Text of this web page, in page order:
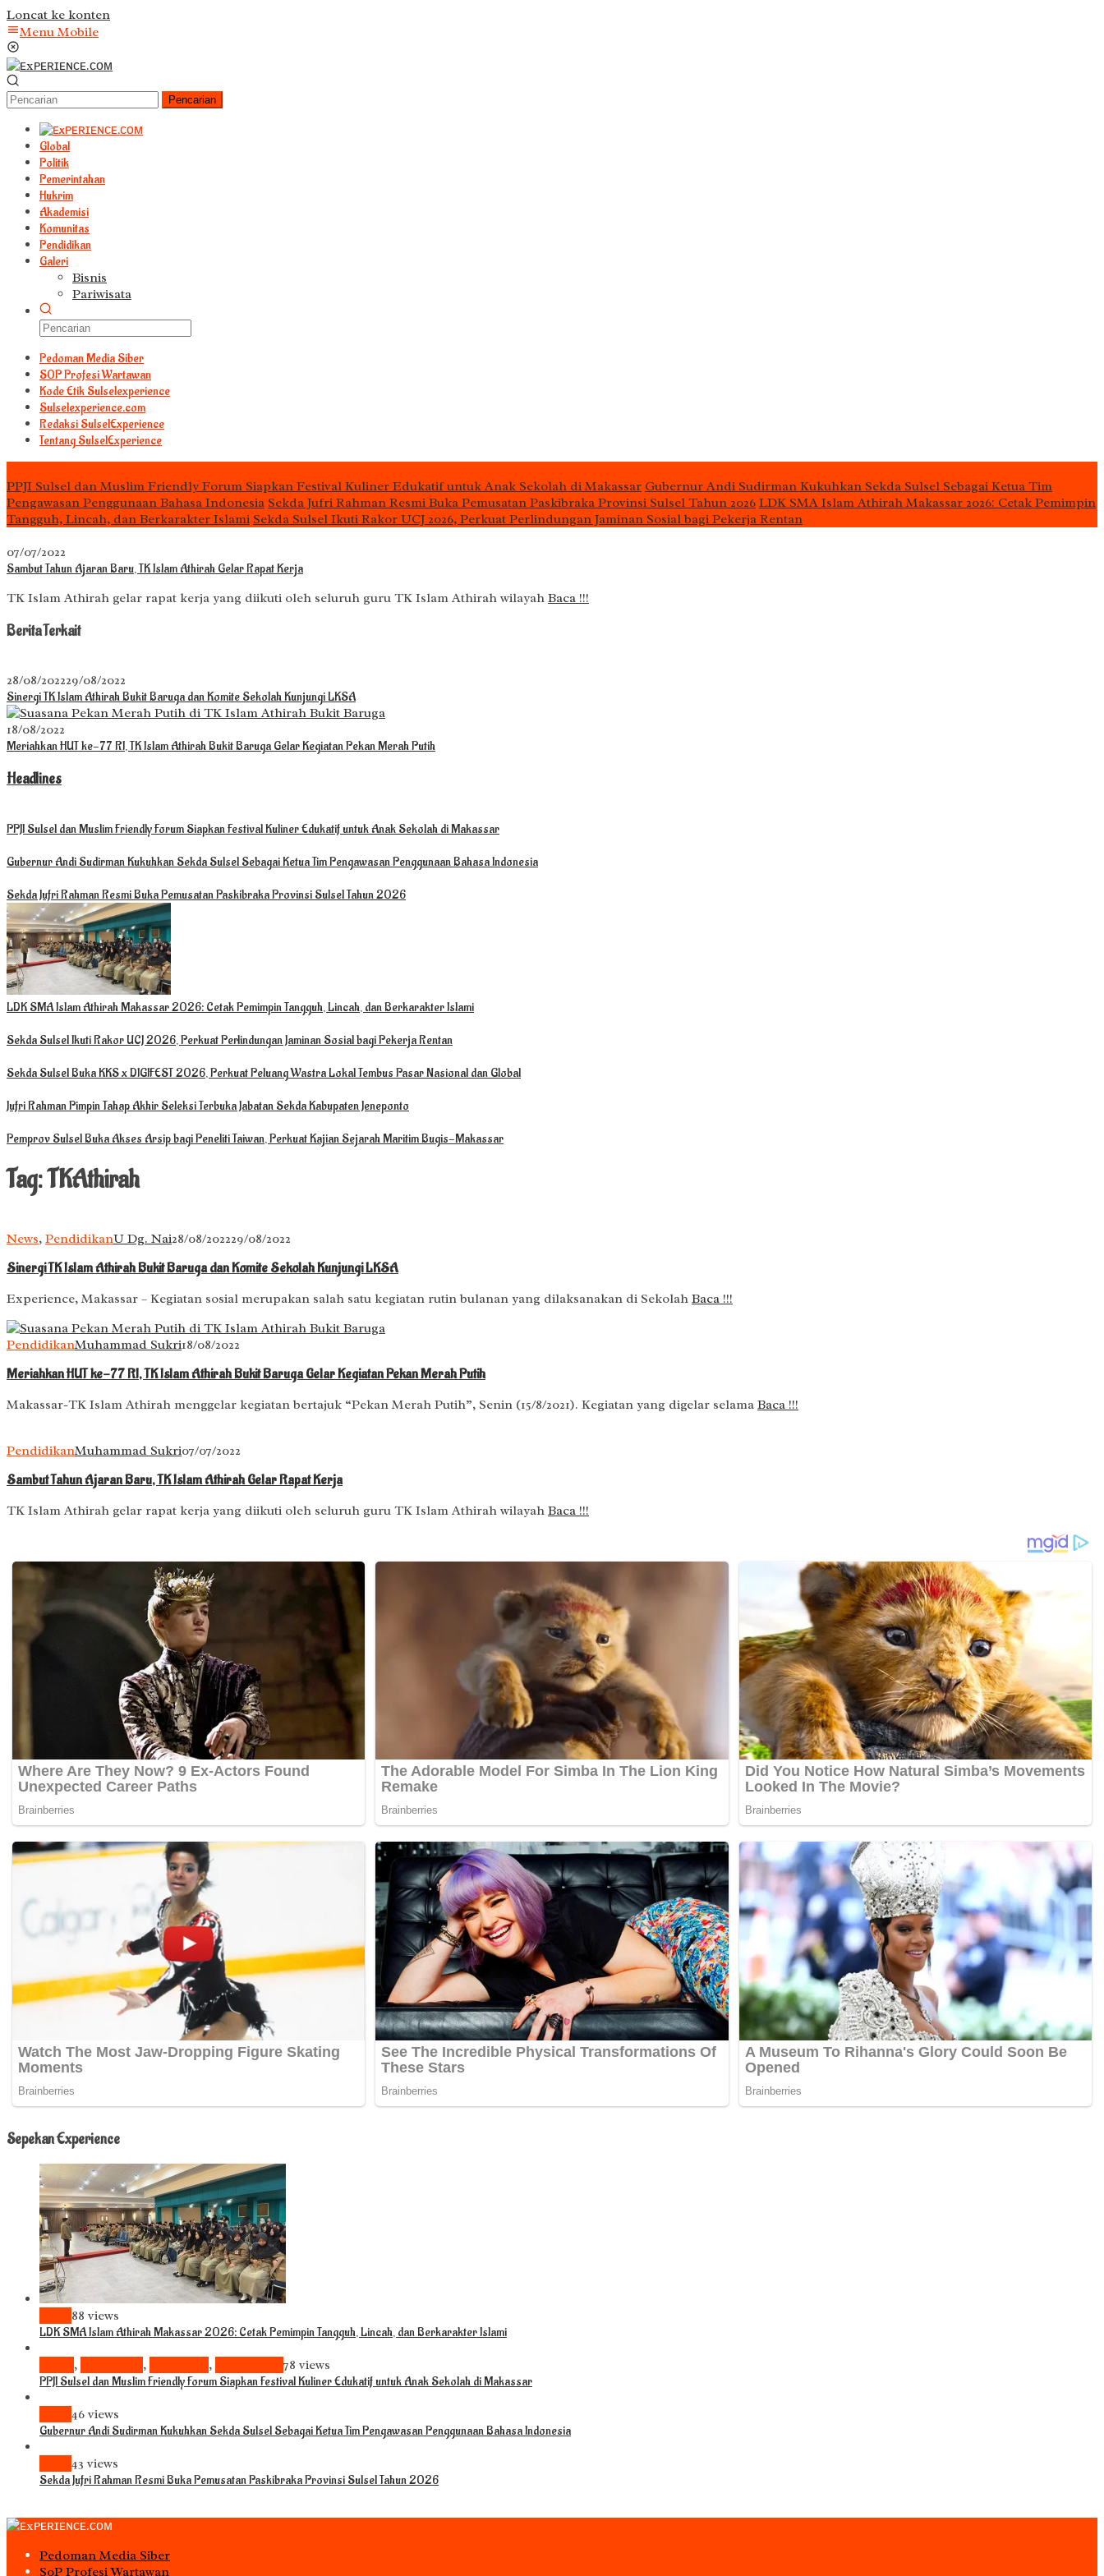
Loncat ke konten
Menu Mobile
Pencarian
Global
Politik
Pemerintahan
Hukrim
Akademisi
Komunitas
Pendidikan
Galeri
Bisnis
Pariwisata
Pedoman Media Siber
S0P Profesi Wartawan
Kode Etik Sulselexperience
Sulselexperience.com
Redaksi SulselExperience
Tentang SulselExperience
PPJI Sulsel dan Muslim Friendly Forum Siapkan Festival Kuliner Edukatif untuk Anak Sekolah di Makassar Gubernur Andi Sudirman Kukuhkan Sekda Sulsel Sebagai Ketua Tim
Pengawasan Penggunaan Bahasa Indonesia Sekda Jufri Rahman Resmi Buka Pemusatan Paskibraka Provinsi Sulsel Tahun 2026 LDK SMA Islam Athirah Makassar 2026: Cetak Pemimpin
Tangguh, Lincah, dan Berkarakter Islami Sekda Sulsel Ikuti Rakor UCJ 2026, Perkuat Perlindungan Jaminan Sosial bagi Pekerja Rentan
07/07/2022
Sambut Tahun Ajaran Baru, TK Islam Athirah Gelar Rapat Kerja
TK Islam Athirah gelar rapat kerja yang diikuti oleh seluruh guru TK Islam Athirah wilayah Baca !!!
Berita Terkait
28/08/202229/08/2022
Sinergi TK Islam Athirah Bukit Baruga dan Komite Sekolah Kunjungi LKSA
18/08/2022
Meriahkan HUT ke-77 RI, TK Islam Athirah Bukit Baruga Gelar Kegiatan Pekan Merah Putih
Headlines
PPJI Sulsel dan Muslim Friendly Forum Siapkan Festival Kuliner Edukatif untuk Anak Sekolah di Makassar
Gubernur Andi Sudirman Kukuhkan Sekda Sulsel Sebagai Ketua Tim Pengawasan Penggunaan Bahasa Indonesia
Sekda Jufri Rahman Resmi Buka Pemusatan Paskibraka Provinsi Sulsel Tahun 2026
LDK SMA Islam Athirah Makassar 2026: Cetak Pemimpin Tangguh, Lincah, dan Berkarakter Islami
Sekda Sulsel Ikuti Rakor UCJ 2026, Perkuat Perlindungan Jaminan Sosial bagi Pekerja Rentan
Sekda Sulsel Buka KKS x DIGIFEST 2026, Perkuat Peluang Wastra Lokal Tembus Pasar Nasional dan Global
Jufri Rahman Pimpin Tahap Akhir Seleksi Terbuka Jabatan Sekda Kabupaten Jeneponto
Pemprov Sulsel Buka Akses Arsip bagi Peneliti Taiwan, Perkuat Kajian Sejarah Maritim Bugis-Makassar
Tag:TKAthirah
News, PendidikanU Dg. Nai28/08/202229/08/2022
Sinergi TK Islam Athirah Bukit Baruga dan Komite Sekolah Kunjungi LKSA
Experience, Makassar – Kegiatan sosial merupakan salah satu kegiatan rutin bulanan yang dilaksanakan di Sekolah Baca !!!
PendidikanMuhammad Sukri18/08/2022
Meriahkan HUT ke-77 RI, TK Islam Athirah Bukit Baruga Gelar Kegiatan Pekan Merah Putih
Makassar-TK Islam Athirah menggelar kegiatan bertajuk “Pekan Merah Putih”, Senin (15/8/2021). Kegiatan yang digelar selama Baca !!!
PendidikanMuhammad Sukri07/07/2022
Sambut Tahun Ajaran Baru, TK Islam Athirah Gelar Rapat Kerja
TK Islam Athirah gelar rapat kerja yang diikuti oleh seluruh guru TK Islam Athirah wilayah Baca !!!
Sepekan Experience
88 views
LDK SMA Islam Athirah Makassar 2026: Cetak Pemimpin Tangguh, Lincah, dan Berkarakter Islami
, , , 78 views
PPJI Sulsel dan Muslim Friendly Forum Siapkan Festival Kuliner Edukatif untuk Anak Sekolah di Makassar
46 views
Gubernur Andi Sudirman Kukuhkan Sekda Sulsel Sebagai Ketua Tim Pengawasan Penggunaan Bahasa Indonesia
43 views
Sekda Jufri Rahman Resmi Buka Pemusatan Paskibraka Provinsi Sulsel Tahun 2026
Pedoman Media Siber
S0P Profesi Wartawan